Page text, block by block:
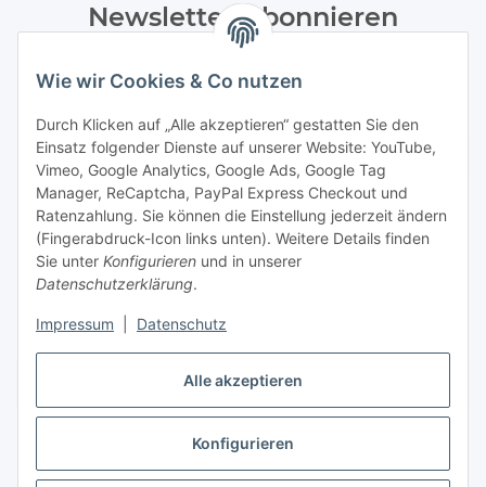
Alle akzeptieren
Konfigurieren
Wie wir Cookies & Co nutzen
Durch Klicken auf „Alle akzeptieren“ gestatten Sie den
Einsatz folgender Dienste auf unserer Website: YouTube,
Vimeo, Google Analytics, Google Ads, Google Tag
Manager, ReCaptcha, PayPal Express Checkout und
Ratenzahlung. Sie können die Einstellung jederzeit ändern
(Fingerabdruck-Icon links unten). Weitere Details finden
Sie unter Konfigurieren und in unserer
Datenschutzerklärung.
Impressum Datenschutz
Newsletter Abonnieren
Datenschutzerklärungregelmäßig und jederzeit widerruflich
Abonnieren
Informationen
Gesetzliche Informationen
Vertrag widerrufen